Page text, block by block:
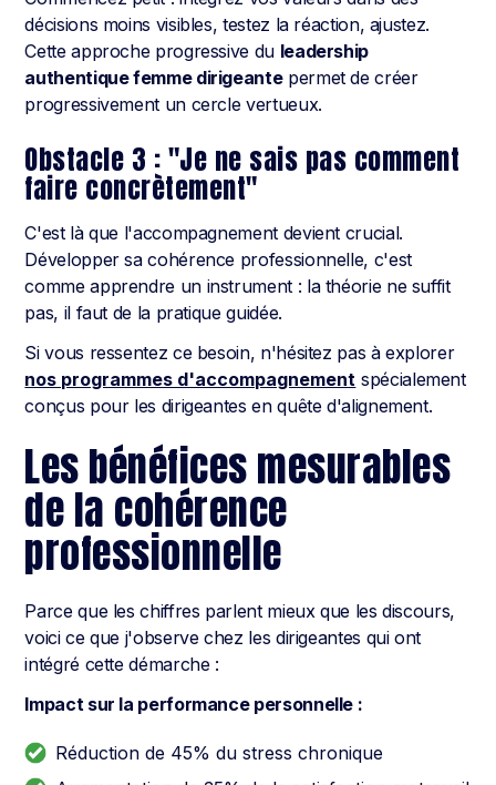
décisions moins visibles, testez la réaction, ajustez.
Cette approche progressive du leadership
authentique femme dirigeantepermet de créer
progressivement un cercle vertueux.
Obstacle 3 : "Je ne sais pas comment
faire concrètement"
C'est là que l'accompagnement devient crucial.
Développer sa cohérence professionnelle, c'est
comme apprendre un instrument : la théorie ne suffit
pas, il faut de la pratique guidée.
Si vous ressentez ce besoin, n'hésitez pas à explorer
nos programmes d'accompagnement spécialement
conçus pour les dirigeantes en quête d'alignement.
Les bénéfices mesurables
de la cohérence
professionnelle
Parce que les chiffres parlent mieux que les discours,
voici ce que j'observe chez les dirigeantes qui ont
intégré cette démarche :
Impact sur la performance personnelle :
Réduction de 45% du stress chronique